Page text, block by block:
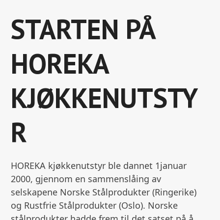
STARTEN PÅ
HOREKA
KJØKKENUTSTY
R
HOREKA kjøkkenutstyr ble dannet 1januar
2000, gjennom en sammenslåing av
selskapene Norske Stålprodukter (Ringerike)
og Rustfrie Stålprodukter (Oslo). Norske